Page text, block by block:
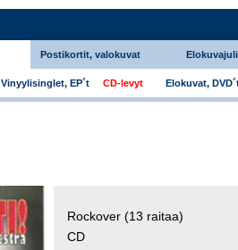
Postikortit, valokuvat
Vinyylisinglet, EP´t CD-levyt Elokuvat,
Rockover (13 raitaa)
CD